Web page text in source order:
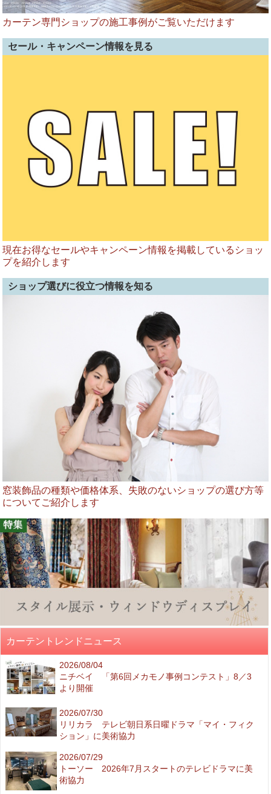
カーテン専門ショップの施工事例がご覧いただけます
セール・キャンペーン情報を見る
現在お得なセールやキャンペーン情報を掲載しているショッ
プを紹介します
ショップ選びに役立つ情報を知る
窓装飾品の種類や価格体系、失敗のないショップの選び方等
についてご紹介します
カーテントレンドニュース
2026/08/04
ニチベイ 「第6回メカモノ事例コンテスト」8／3
より開催
2026/07/30
リリカラ テレビ朝日系日曜ドラマ「マイ・フィク
ション」に美術協力
2026/07/29
トーソー 2026年7月スタートのテレビドラマに美
術協力